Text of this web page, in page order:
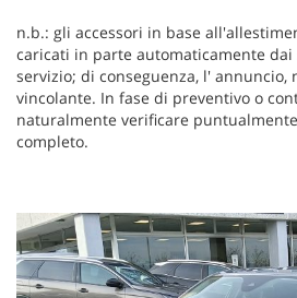
n.b.: gli accessori in base
caricati in parte automaticamente
servizio; di conseguenza, l' annuncio,
vincolante. In fase di preventivo o
naturalmente verificare
completo.